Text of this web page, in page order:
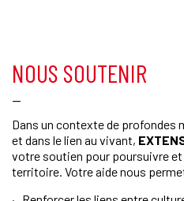
NOUS SOUTENIR
—
Dans un contexte de profondes
et dans le lien au vivant,
votre soutien pour poursuivre
territoire. Votre aide nous